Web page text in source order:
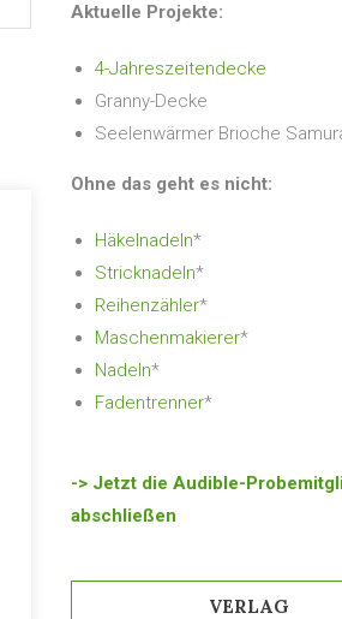
Aktuelle Projekte:
4-Jahreszeitendecke
Granny-Decke
Seelenwärmer Brioche
Ohne das geht es nicht:
Häkelnadeln*
Stricknadeln*
Reihenzähler*
Maschenmakierer*
Nadeln*
Fadentrenner*
-> Jetzt die Audible-
abschließen
VERLAG